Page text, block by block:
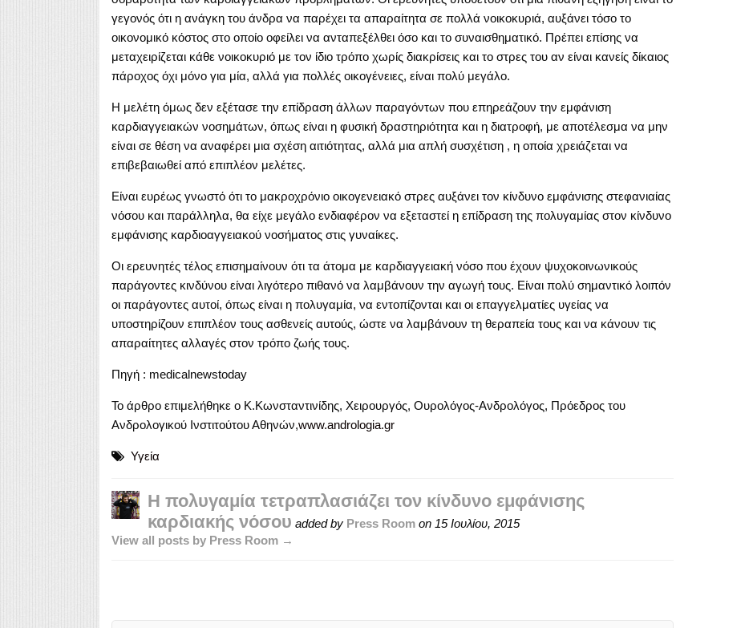
γεγονός ότι η ανάγκη του άνδρα να παρέχει τα απαραίτητα σε πολλά νοικοκυριά, αυξάνει τόσο το
οικονομικό κόστος στο οποίο οφείλει να ανταπεξέλθει όσο και το συναισθηματικό. Πρέπει επίσης να
μεταχειρίζεται κάθε νοικοκυριό με τον ίδιο τρόπο χωρίς διακρίσεις και το στρες του αν είναι κανείς δίκαιος
πάροχος όχι μόνο για μία, αλλά για πολλές οικογένειες, είναι πολύ μεγάλο.
Η μελέτη όμως δεν εξέτασε την επίδραση άλλων παραγόντων που επηρεάζουν την εμφάνιση
καρδιαγγειακών νοσημάτων, όπως είναι η φυσική δραστηριότητα και η διατροφή, με αποτέλεσμα να μην
είναι σε θέση να αναφέρει μια σχέση αιτιότητας, αλλά μια απλή συσχέτιση , η οποία χρειάζεται να
επιβεβαιωθεί από επιπλέον μελέτες.
Είναι ευρέως γνωστό ότι το μακροχρόνιο οικογενειακό στρες αυξάνει τον κίνδυνο εμφάνισης στεφανιαίας
νόσου και παράλληλα, θα είχε μεγάλο ενδιαφέρον να εξεταστεί η επίδραση της πολυγαμίας στον κίνδυνο
εμφάνισης καρδιοαγγειακού νοσήματος στις γυναίκες.
Οι ερευνητές τέλος επισημαίνουν ότι τα άτομα με καρδιαγγειακή νόσο που έχουν ψυχοκοινωνικούς
παράγοντες κινδύνου είναι λιγότερο πιθανό να λαμβάνουν την αγωγή τους. Είναι πολύ σημαντικό λοιπόν
οι παράγοντες αυτοί, όπως είναι η πολυγαμία, να εντοπίζονται και οι επαγγελματίες υγείας να
υποστηρίζουν επιπλέον τους ασθενείς αυτούς, ώστε να λαμβάνουν τη θεραπεία τους και να κάνουν τις
απαραίτητες αλλαγές στον τρόπο ζωής τους.
Πηγή : medicalnewstoday
Το άρθρο επιμελήθηκε ο Κ.Κωνσταντινίδης, Χειρουργός, Ουρολόγος-Ανδρολόγος, Πρόεδρος του
Ανδρολογικού Ινστιτούτου Αθηνών,www.andrologia.gr
Υγεία
Η πολυγαμία τετραπλασιάζει τον κίνδυνο εμφάνισης
καρδιακής νόσου added by Press Roomon 15 Ιουλίου, 2015
View all posts by Press Room →